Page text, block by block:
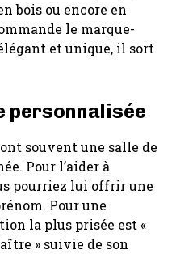
bois ou encore en
le marque-
et unique, il sort
personnalisée
souvent une salle de
Pour l’aider à
pourriez lui offrir une
Pour une
la plus prisée est «
» suivie de son